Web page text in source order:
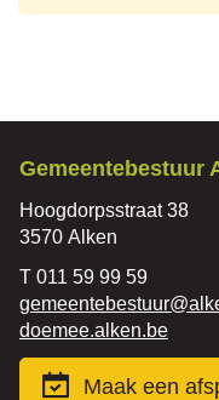
Contact
Gemeentebestuur
Adres
Hoogdorpsstraat 38
,3570 Alken
Tel.011 59 99 59
E-
mail
gemeentebestuur@
Website
doemee.alken.be
Maak een